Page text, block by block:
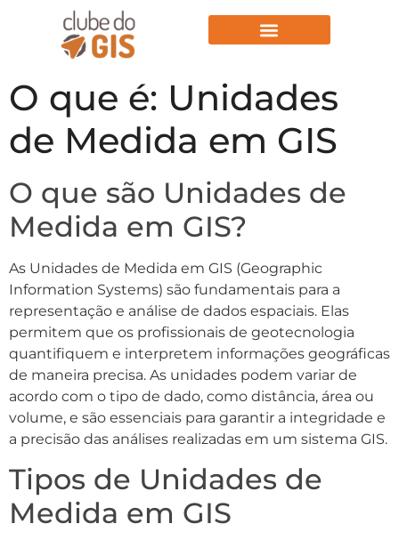
O que é: Unidades
de Medida em GIS
O que são Unidades de
Medida em GIS?
As Unidades de Medida em GIS (Geographic
Information Systems) são fundamentais para a
representação e análise de dados espaciais. Elas
permitem que os profissionais de geotecnologia
quantifiquem e interpretem informações geográficas
de maneira precisa. As unidades podem variar de
acordo com o tipo de dado, como distância, área ou
volume, e são essenciais para garantir a integridade e
a precisão das análises realizadas em um sistema GIS.
Tipos de Unidades de
Medida em GIS